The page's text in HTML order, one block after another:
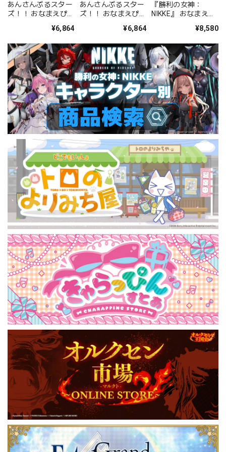
あんさんぶるスター
ズ！！ おなまえぴた
トvol.6(流星隊／
BOX 全8種
¥6,864
あんさんぶるスター
ズ！！ おなまえぴた
Princess!) BOX 全8
種
¥6,864
『勝利の女神：
NIKKE』 おなまえぴ
ット Vol.5 BOX 全10
¥8,580